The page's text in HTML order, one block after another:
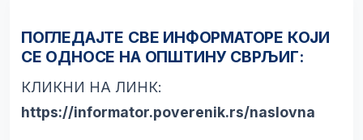
ПОГЛЕДАЈТЕ СВЕ ИНФОРМАТОРЕ КОЈИ
СЕ ОДНОСЕ НА ОПШТИНУ СВРЉИГ:
КЛИКНИ НА ЛИНК:
https://informator.poverenik.rs/naslovna